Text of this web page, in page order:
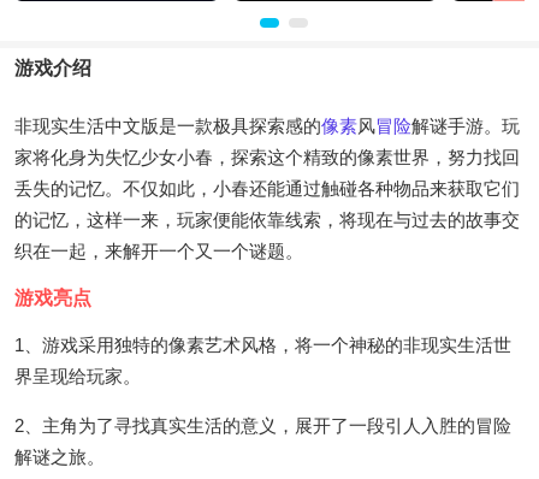
游戏介绍
非现实生活中文版是一款极具探索感的像素风冒险解谜手游。玩
家将化身为失忆少女小春，探索这个精致的像素世界，努力找回
丢失的记忆。不仅如此，小春还能通过触碰各种物品来获取它们
的记忆，这样一来，玩家便能依靠线索，将现在与过去的故事交
织在一起，来解开一个又一个谜题。
游戏亮点
1、游戏采用独特的像素艺术风格，将一个神秘的非现实生活世
界呈现给玩家。
2、主角为了寻找真实生活的意义，展开了一段引人入胜的冒险
解谜之旅。